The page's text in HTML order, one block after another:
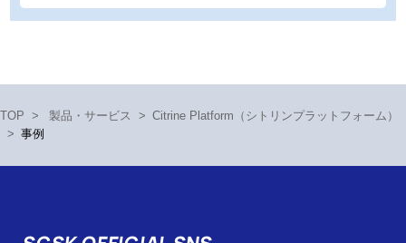
TOP > 製品・サービス > Citrine Platform（シトリンプラットフォーム）
> 事例